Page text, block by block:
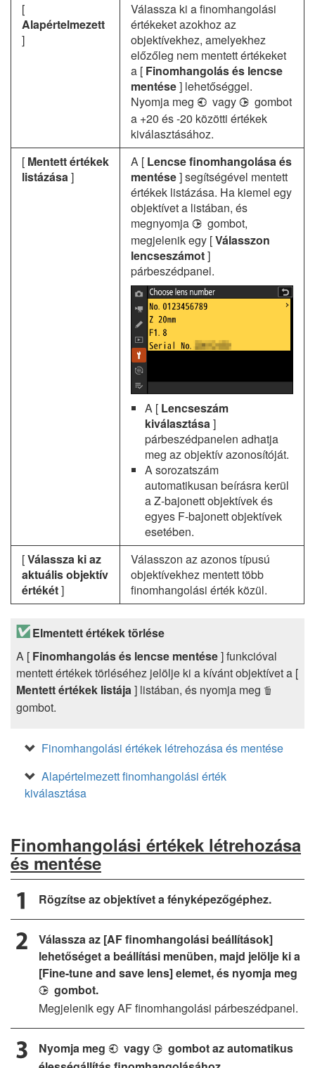
[
Alapértelmezett
]
Válassza ki a finomhangolási
értékeket azokhoz az
objektívekhez, amelyekhez
előzőleg nem mentett értékeket
a [ Finomhangolás és lencse
mentése] lehetőséggel.
Nyomja meg 4 vagy 2 gombot
a +20 és -20 közötti értékek
kiválasztásához.
[ Mentett értékek
listázása]
A [ Lencse finomhangolása és
mentése] segítségével mentett
értékek listázása. Ha kiemel egy
objektívet a listában, és
megnyomja 2 gombot,
megjelenik egy [Válasszon
lencseszámot]
párbeszédpanel.
A [ Lencseszám
kiválasztása]
párbeszédpanelen adhatja
meg az objektív azonosítóját.
A sorozatszám
automatikusan beírásra kerül
a Z-bajonett objektívek és
egyes F-bajonett objektívek
esetében.
[Válassza ki az
aktuális objektív
értékét]
Válasszon az azonos típusú
objektívekhez mentett több
finomhangolási érték közül.
Elmentett értékek törlése
A [ Finomhangolás és lencse mentése] funkcióval
mentett értékek törléséhez jelölje ki a kívánt objektívet a [
Mentett értékek listája] listában, és nyomja meg O
gombot.
Finomhangolási értékek létrehozása és mentése
Alapértelmezett finomhangolási érték
kiválasztása
Finomhangolási értékek létrehozása
és mentése
Rögzítse az objektívet a fényképezőgéphez.
Válassza az [AF finomhangolási beállítások]
lehetőséget a beállítási menüben, majd jelölje ki a
[Fine-tune and save lens] elemet, és nyomja meg
2 gombot.
Megjelenik egy AF finomhangolási párbeszédpanel.
Nyomja meg 4 vagy 2 gombot az automatikus